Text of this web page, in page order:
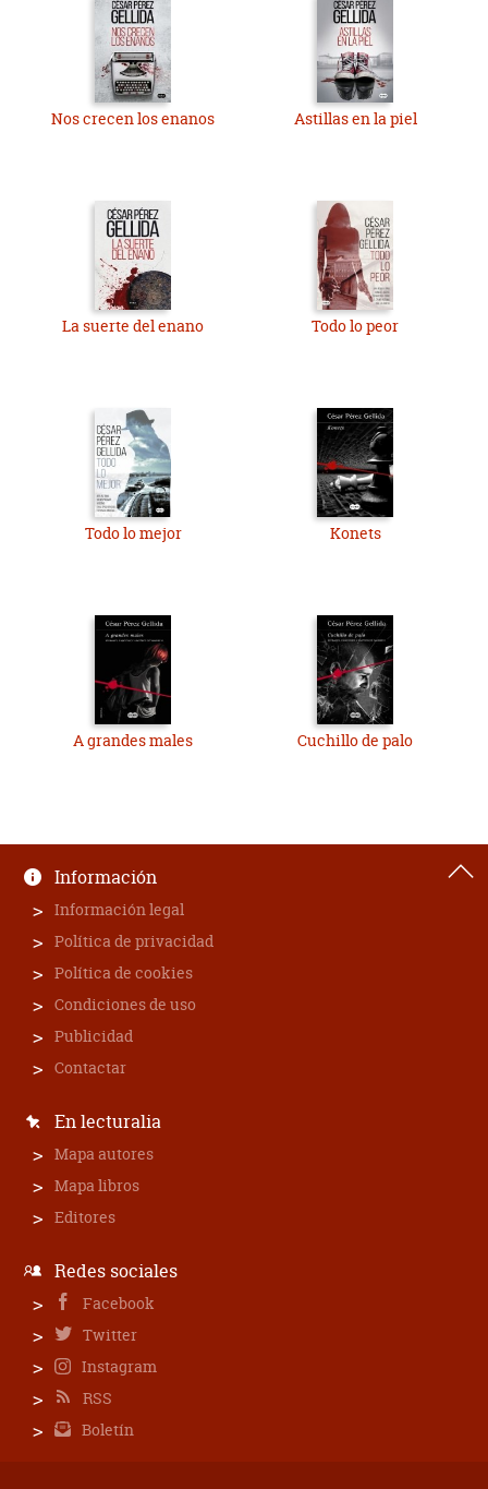
Nos crecen los enanos Astillas en la piel
La suerte del enano Todo lo peor
Todo lo mejor Konets
A grandes males Cuchillo de palo
Información
Información legal
Política de privacidad
Política de cookies
Condiciones de uso
Publicidad
Contactar
En lecturalia
Mapa autores
Mapa libros
Editores
Redes sociales
Facebook
Twitter
Instagram
RSS
Boletín